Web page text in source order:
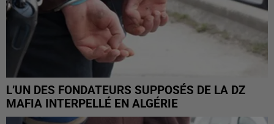
L’UN DES FONDATEURS SUPPOSÉS DE LA DZ
MAFIA INTERPELLÉ EN ALGÉRIE